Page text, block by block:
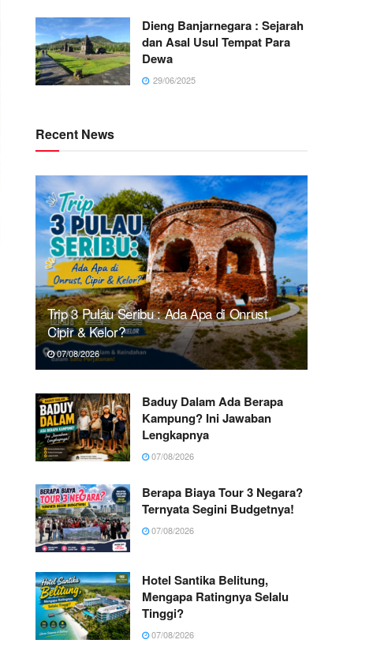
Dieng Banjarnegara : Sejarah
dan Asal Usul Tempat Para
Dewa
29/06/2025
Recent News
Trip 3 Pulau Seribu : Ada Apa di Onrust,
Cipir & Kelor?
07/08/2026
Baduy Dalam Ada Berapa
Kampung? Ini Jawaban
Lengkapnya
07/08/2026
Berapa Biaya Tour 3 Negara?
Ternyata Segini Budgetnya!
07/08/2026
Hotel Santika Belitung,
Mengapa Ratingnya Selalu
Tinggi?
07/08/2026